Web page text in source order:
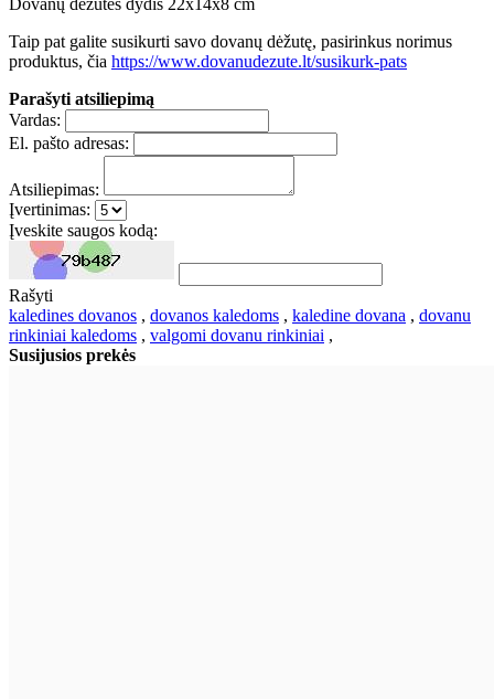
Taip pat galite susikurti savo dovanų dėžutę, pasirinkus norimus
produktus, čia https://www.dovanudezute.lt/susikurk-pats
Parašyti atsiliepimą
Vardas:
El. pašto adresas:
Atsiliepimas:
Įvertinimas:
Įveskite saugos kodą:
Rašyti
kaledines dovanos , dovanos kaledoms , kaledine dovana , dovanu
rinkiniai kaledoms , valgomi dovanu rinkiniai ,
Susijusios prekės